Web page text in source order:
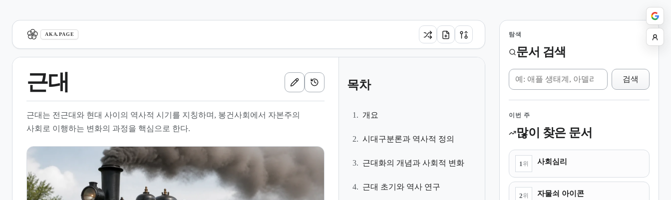
AKA.PAGE
근대
근대는 전근대와 현대 사이의 역사적 시기를 지칭하며, 봉건사회에서 자본주의
사회로 이행하는 변화의 과정을 핵심으로 한다.
목차
1. 개요
2. 시대구분론과 역사적 정의
3. 근대화의 개념과 사회적 변화
4. 근대 초기와 역사 연구
개요
시대구분론과 역사적 정의
근대화의 개념과 사회적 변화
근대 초기와 역사 연구
기술 혁신과 현대적 근대
탐색
문서 검색
위키 검색
검색
이번 주
많이 찾은 문서
1 위 사회심리
2위 자물쇠 아이콘